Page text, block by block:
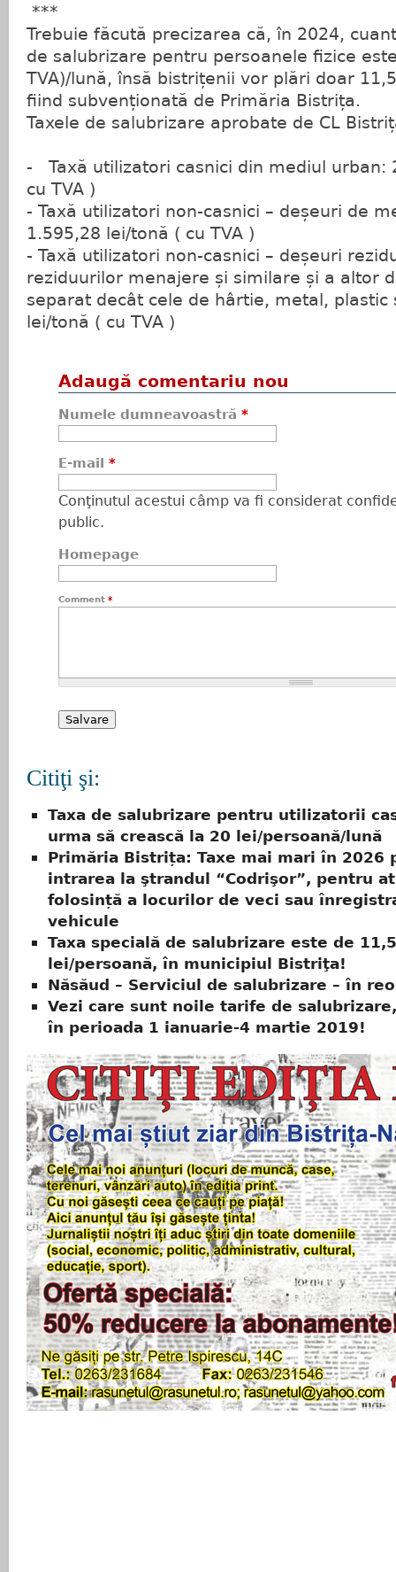
***
Trebuie făcută precizarea că, în 2024,
de salubrizare pentru persoanele fizice
TVA)/lună, însă bistrițenii vor plări doar
fiind subvenționată de Primăria Bistrița.
Taxele de salubrizare aprobate de CL
- Taxă utilizatori casnici din mediul urban:
cu TVA )
- Taxă utilizatori non-casnici – deșeuri de
1.595,28 lei/tonă ( cu TVA )
- Taxă utilizatori non-casnici – deșeuri
reziduurilor menajere și similare și a altor
separat decât cele de hârtie, metal, plastic
lei/tonă ( cu TVA )
Adaugă comentariu nou
Numele dumneavoastră *
E-mail *
Conţinutul acestui câmp va fi considerat
public.
Homepage
Comment *
Citiţi şi:
Taxa de salubrizare pentru utilizatorii
urma să crească la 20 lei/persoană/lună
Primăria Bistrița: Taxe mai mari în 2026
intrarea la ştrandul “Codrişor”, pentru
folosință a locurilor de veci sau
vehicule
Taxa specială de salubrizare este de 11,5
lei/persoană, în municipiul Bistriţa!
Năsăud – Serviciul de salubrizare – în
Vezi care sunt noile tarife de
în perioada 1 ianuarie-4 martie 2019!